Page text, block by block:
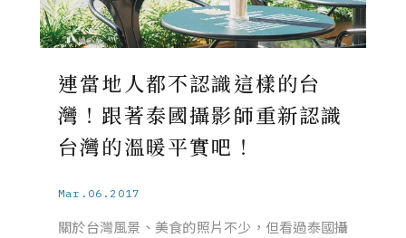
連當地人都不認識這樣的台
灣！跟著泰國攝影師重新認識
台灣的溫暖平實吧！
Mar.06.2017
關於台灣風景、美食的照片不少，但看過泰國攝